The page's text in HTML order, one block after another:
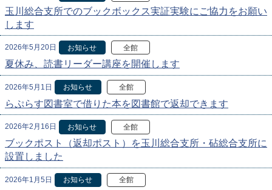
玉川総合支所でのブックボックス実証実験にご協力をお願い
します
2026年5月20日 お知らせ 全館
夏休み、読書リーダー講座を開催します
2026年5月1日 お知らせ 全館
らぷらす図書室で借りた本を図書館で返却できます
2026年2月16日 お知らせ 全館
ブックポスト（返却ポスト）を玉川総合支所・砧総合支所に
設置しました
2026年1月5日 お知らせ 全館